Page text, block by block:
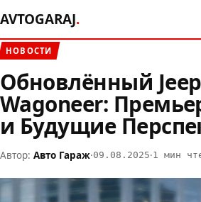
AVTOGARAJ.
НОВОСТИ
Обновлённый
Wagoneer:
и Будущие
Автор: Авто Гараж·09.08.2025·1 мин